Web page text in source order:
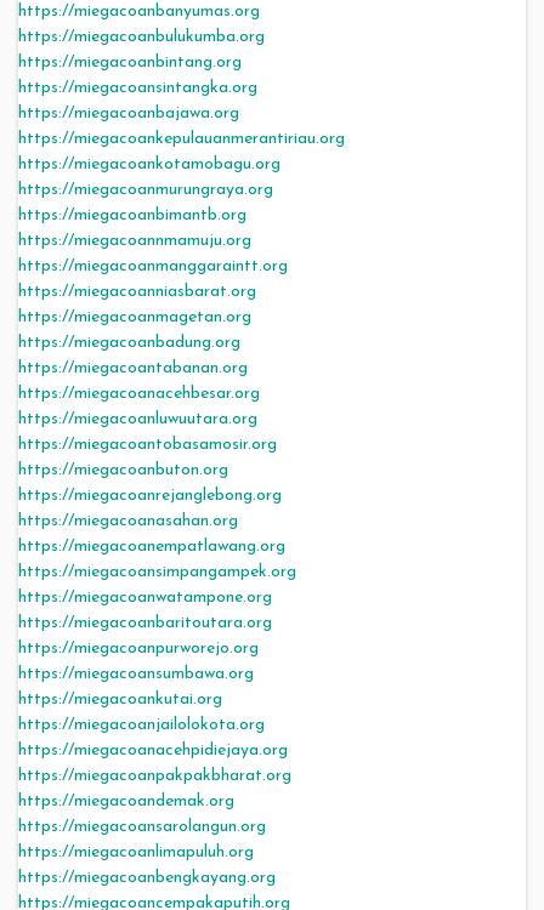
https://miegacoanbanyumas.org
https://miegacoanbulukumba.org
https://miegacoanbintang.org
https://miegacoansintangka.org
https://miegacoanbajawa.org
https://miegacoankepulauanmerantiriau.org
https://miegacoankotamobagu.org
https://miegacoanmurungraya.org
https://miegacoanbimantb.org
https://miegacoannmamuju.org
https://miegacoanmanggaraintt.org
https://miegacoanniasbarat.org
https://miegacoanmagetan.org
https://miegacoanbadung.org
https://miegacoantabanan.org
https://miegacoanacehbesar.org
https://miegacoanluwuutara.org
https://miegacoantobasamosir.org
https://miegacoanbuton.org
https://miegacoanrejanglebong.org
https://miegacoanasahan.org
https://miegacoanempatlawang.org
https://miegacoansimpangampek.org
https://miegacoanwatampone.org
https://miegacoanbaritoutara.org
https://miegacoanpurworejo.org
https://miegacoansumbawa.org
https://miegacoankutai.org
https://miegacoanjailolokota.org
https://miegacoanacehpidiejaya.org
https://miegacoanpakpakbharat.org
https://miegacoandemak.org
https://miegacoansarolangun.org
https://miegacoanlimapuluh.org
https://miegacoanbengkayang.org
https://miegacoancempakaputih.org